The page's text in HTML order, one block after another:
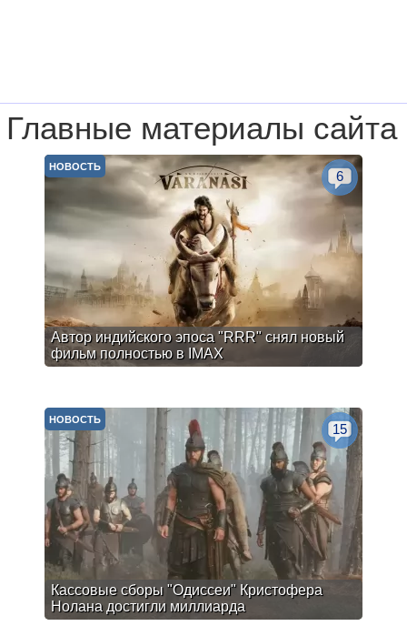
Главные материалы сайта
Автор индийского эпоса "RRR" снял новый
фильм полностью в IMAX
НОВОСТЬ
6
Кассовые сборы "Одиссеи" Кристофера
Нолана достигли миллиарда
НОВОСТЬ
15